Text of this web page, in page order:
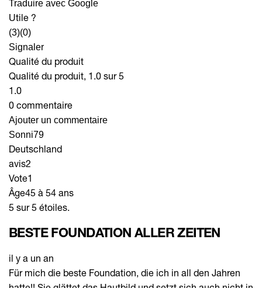
Traduire avec Google
Utile ?
(3)(0)
Signaler
Qualité du produit
Qualité du produit, 1.0 sur 5
1.0
0 commentaire
Ajouter un commentaire
Sonni79
Deutschland
avis2
Vote1
Âge45 à 54 ans
5 sur 5 étoiles.
BESTE FOUNDATION ALLER ZEITEN
il y a un an
Für mich die beste Foundation, die ich in all den Jahren